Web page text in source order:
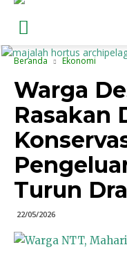
Beranda Ekonomi
Warga
Rasakan
Turun
22/05/2026